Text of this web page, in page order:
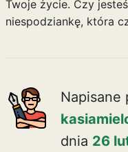
Twoje życie. Czy
niespodziankę, która
Napisane
dnia 26